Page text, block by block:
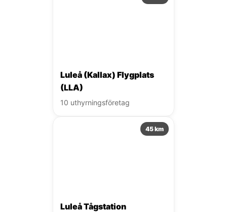
Luleå (Kallax) Flygplats
(LLA)
10 uthyrningsföretag
45 km
Luleå Tågstation